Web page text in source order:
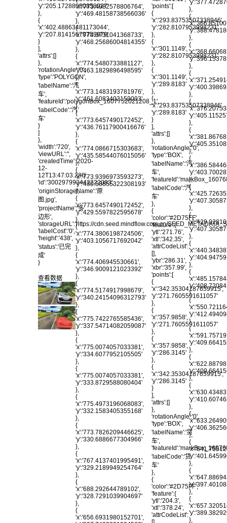
'y':'205.17288080858927'
},
{
'x':'402.48863481173044',
'y':'207.81415678759979'
}
],
'attrs':[]
},
'rotationAngle':'0',
'type':'POLYGON',
'labelName':'汽
车',
'featureId':'polygonBox_1607752021208_1',
'labelCode':'汽
车'
}
]
},
'width':'720',
'viewURL':'',
'createdTime':'2020-
12-
12T13:47:03.280',
'id':'300297993442222083',
'originStorageName':'原
图.jpg',
'projectName':'多
边形',
'storageURL':'https://cdn.seed.mindflow.com.cn/
'labelCost':'0',
'height':'438',
'status':'已完
成'
}
查看数据
'x':'773.4982578806764',
'y':'469.48158738566036'
},
{
'x':'774.3731041368733',
'y':'468.25686004814355'
},
{
'x':'774.5480733881127',
'y':'463.1829896498595'
},
{
'x':'773.1483193781976',
'y':'461.6083402159093'
},
{
'x':'773.6457490172452',
'y':'436.76117900416676'
},
{
'x':'774.0866715303683',
'y':'435.58544076015056'
},
{
'x':'773.9396973593273',
'y':'430.58855322308193'
},
{
'x':'773.6457490172452',
'y':'429.5597822595678'
},
{
'x':'774.3806198724506',
'y':'403.1056717692042'
},
{
'x':'774.406945530661',
'y':'346.9009121023392'
},
{
'x':'774.5174917998679',
'y':'340.24154096312793'
},
{
'x':'775.7422765585436',
'y':'337.54714082059087'
},
{
'x':'775.0074057033381',
'y':'334.6077952105505'
},
{
'x':'775.0074057033381',
'y':'333.8729588080404'
},
{
'x':'775.4973196068083',
'y':'332.1583405355168'
},
{
'x':'773.7826209446625',
'y':'330.6886677304966'
},
{
'x':'767.4137401995491',
'y':'329.2189949254764'
},
{
'x':'688.292644789102',
'y':'328.7291039904697'
},
{
'x':'656.6931980152701',
'points':[
{
'x':'293.83753507338946',
'y':'282.8107953998231'
},
{
'x':'301.1149',
'y':'282.8107953998231'
},
{
'x':'301.1149',
'y':'289.8183'
},
{
'x':'293.83753507338946',
'y':'289.8183'
}
],
'attrs':[]
},
'rotationAngle':'0',
'type':'BOX',
'labelName':'汽
车',
'labelCode':'汽
车'
},
{
'color':'#2D75FF',
'feature':{
'ytl':'271.76',
'xtl':'342.35',
'attrCodeList':
[],
'ybr':'286.31',
'xbr':'357.99',
'points':[
{
'x':'342.35304187659915',
'y':'271.7605591611057'
},
{
'x':'357.9858',
'y':'271.7605591611057'
},
{
'x':'357.9858',
'y':'286.3145'
},
{
'x':'342.35304187659915',
'y':'286.3145'
}
],
'attrs':[]
},
'rotationAngle':'0',
'type':'BOX',
'labelName':'货
车',
'labelCode':'货
车'
},
{
'color':'#2D75FF',
'feature':{
'ytl':'204.3',
'xtl':'378.24',
'attrCodeList':
},
{
},
{
},
{
},
{
},
{
},
{
},
{
},
{
},
{
},
{
},
{
},
{
},
{
},
{
},
{
},
{
},
{
},
{
},